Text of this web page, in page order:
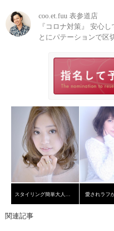
coo.et.fuu 表参道店
『コロナ対策』 安心
とにパテーションで区
スタイリング簡単大人可愛いミディ 愛されラフ
関連記事